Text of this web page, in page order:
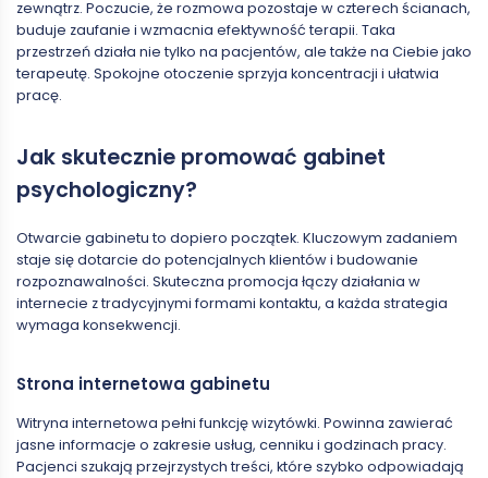
zewnątrz. Poczucie, że rozmowa pozostaje w czterech ścianach,
buduje zaufanie i wzmacnia efektywność terapii. Taka
przestrzeń działa nie tylko na pacjentów, ale także na Ciebie jako
terapeutę. Spokojne otoczenie sprzyja koncentracji i ułatwia
pracę.
Jak skutecznie promować gabinet
psychologiczny?
Otwarcie gabinetu to dopiero początek. Kluczowym zadaniem
staje się dotarcie do potencjalnych klientów i budowanie
rozpoznawalności. Skuteczna promocja łączy działania w
internecie z tradycyjnymi formami kontaktu, a każda strategia
wymaga konsekwencji.
Strona internetowa gabinetu
Witryna internetowa pełni funkcję wizytówki. Powinna zawierać
jasne informacje o zakresie usług, cenniku i godzinach pracy.
Pacjenci szukają przejrzystych treści, które szybko odpowiadają